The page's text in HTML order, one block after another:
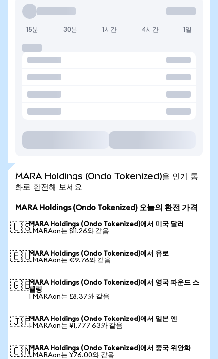
15분 30분 1시간 4시간 1일
MARA Holdings (Ondo Tokenized)을 인기 통
화로 환전해 보세요
MARA Holdings (Ondo Tokenized) 오늘의 환전 가격
🇺🇸MARA Holdings (Ondo Tokenized)에서 미국 달러
1 MARAon는 $11.26와 같음
🇪🇺MARA Holdings (Ondo Tokenized)에서 유로
1 MARAon는 €9.76와 같음
🇬🇧MARA Holdings (Ondo Tokenized)에서 영국 파운드 스
털링
1 MARAon는 £8.37와 같음
🇯🇵MARA Holdings (Ondo Tokenized)에서 일본 엔
1 MARAon는 ¥1,777.63와 같음
🇨🇳MARA Holdings (Ondo Tokenized)에서 중국 위안화
1 MARAon는 ¥76.00와 같음